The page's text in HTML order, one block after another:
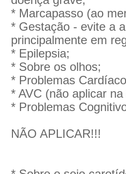
* Marcapasso (ao
* Gestação - evite a
principalmente em
* Epilepsia;
* Sobre os olhos;
* Problemas
* AVC (não aplicar
* Problemas
NÃO APLICAR!!!